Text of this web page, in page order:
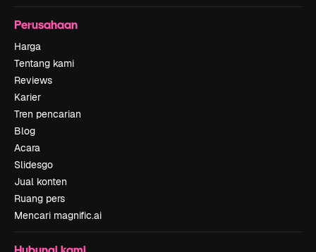
Perusahaan
Harga
Tentang kami
Reviews
Karier
Tren pencarian
Blog
Acara
Slidesgo
Jual konten
Ruang pers
Mencari magnific.ai